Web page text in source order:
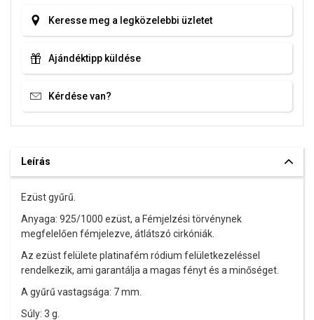
Keresse meg a legközelebbi üzletet
Ajándéktipp küldése
Kérdése van?
Leírás
Ezüst gyűrű.
Anyaga: 925/1000 ezüst, a Fémjelzési törvénynek
megfelelően fémjelezve, átlátszó cirkóniák.
Az ezüst felülete platinafém ródium felületkezeléssel
rendelkezik, ami garantálja a magas fényt és a minőséget.
A gyűrű vastagsága: 7 mm.
Súly: 3 g.